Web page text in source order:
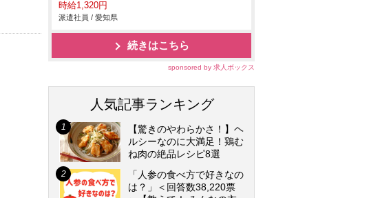
時給1,320円
派遣社員 / 愛知県
続きはこちら
sponsored by 求人ボックス
人気記事ランキング
【驚きのやわらかさ！】ヘ
ルシーなのに大満足！鶏む
ね肉の絶品レシピ8選
「人参の食べ方で好きなの
は？」＜回答数38,220票